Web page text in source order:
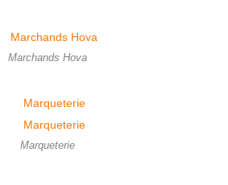
Marchands Hova
Marqueterie